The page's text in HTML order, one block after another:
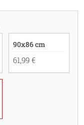
90x86 cm
61,99 €